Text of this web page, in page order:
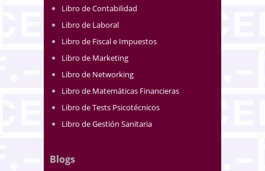
Libro de Contabilidad
Libro de Laboral
Libro de Fiscal e Impuestos
Libro de Marketing
Libro de Networking
Libro de Matemáticas Financieras
Libro de Tests Psicotécnicos
Libro de Gestión Sanitaria
Blogs